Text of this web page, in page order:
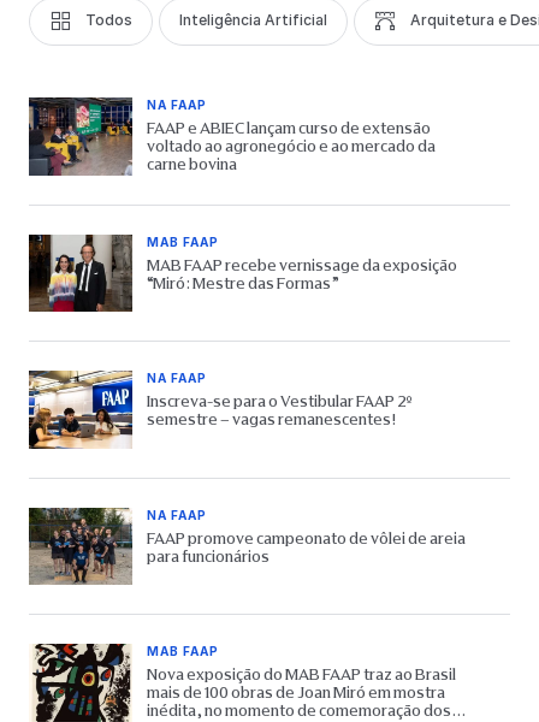
Todos Inteligência Artificial Arquitetura e
NA FAAP
FAAP e ABIEC lançam curso de extensão
voltado ao agronegócio e ao mercado da
carne bovina
MAB FAAP
MAB FAAP recebe vernissage da exposição
“Miró: Mestre das Formas”
NA FAAP
Inscreva-se para o Vestibular FAAP 2º
semestre – vagas remanescentes!
NA FAAP
FAAP promove campeonato de vôlei de areia
para funcionários
MAB FAAP
Nova exposição do MAB FAAP traz ao Brasil
mais de 100 obras de Joan Miró em mostra
inédita, no momento de comemoração dos